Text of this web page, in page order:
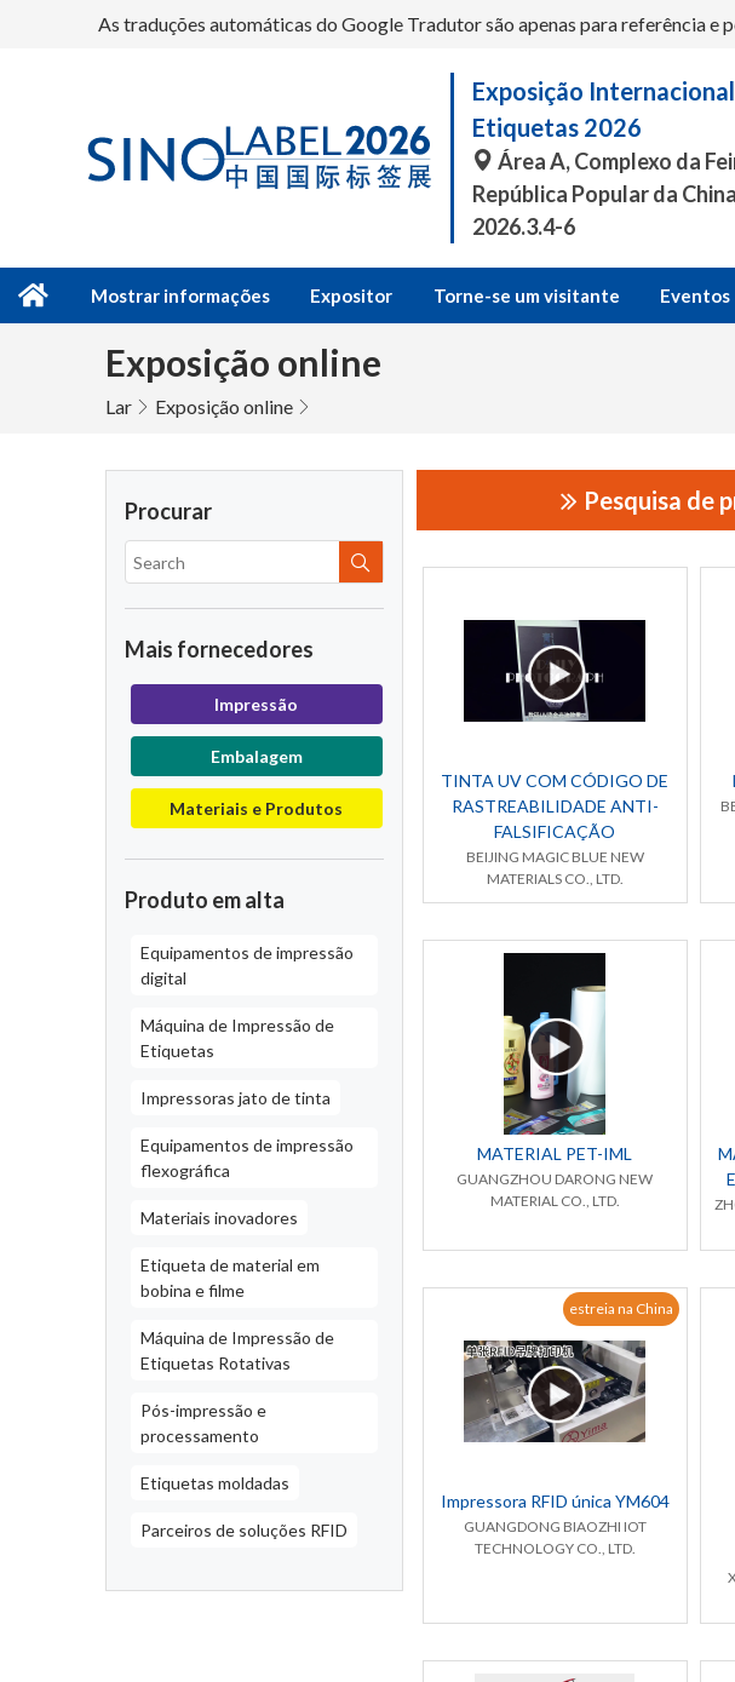
As traduções automáticas do Google Tradutor são apenas para referência
Exposição
Etiquetas 2026
Área A, Complexo da
República Popular da China
2026.3.4-6
Mostrar informações Expositor Torne-se um visitante Eventos
Exposição online
Lar Exposição online
Procurar
Mais fornecedores
Impressão
Embalagem
Materiais e Produtos
Produto em alta
Equipamentos de impressão
digital
Máquina de Impressão de
Etiquetas
Impressoras jato de tinta
Equipamentos de impressão
flexográfica
Materiais inovadores
Etiqueta de material em
bobina e filme
Máquina de Impressão de
Etiquetas Rotativas
Pós-impressão e
processamento
Etiquetas moldadas
Parceiros de soluções RFID
Pesquisa de
TINTA UV COM CÓDIGO DE
RASTREABILIDADE ANTI-
FALSIFICAÇÃO
BEIJING MAGIC BLUE NEW
MATERIALS CO., LTD.
MATERIAL PET-IML
GUANGZHOU DARONG NEW
MATERIAL CO., LTD.
estreia na China
Impressora RFID única YM604
GUANGDONG BIAOZHI IOT
TECHNOLOGY CO., LTD.